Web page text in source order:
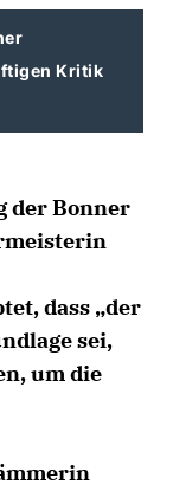
Kritik
der Bonner
dass „der
sei,
um die